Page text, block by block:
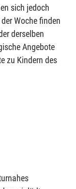
sich jedoch
Woche finden
derselben
Angebote
zu Kindern des